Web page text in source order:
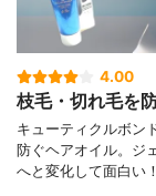
4.00
枝毛・切れ毛を
キューティクルボン
防ぐヘアオイル。ジ
へと変化して面白い